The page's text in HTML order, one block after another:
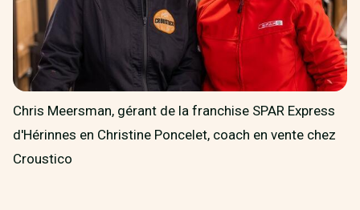
Chris Meersman, gérant de la franchise SPAR Express
d'Hérinnes en Christine Poncelet, coach en vente chez
Croustico